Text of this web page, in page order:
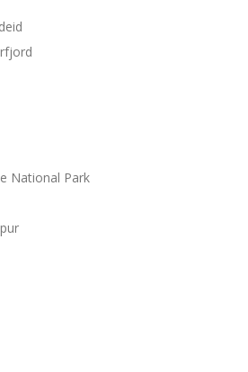
National Park